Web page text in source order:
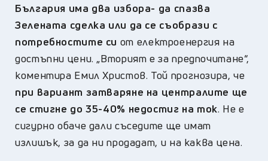
България има два избора- да спазва
Зелената сделка или да се съобрази с
потребностите си от електроенергия на
достъпни цени. „Вторият е за предпочитане“,
коментира Емил Христов. Той прогнозира, че
при вариант затваряне на централите ще
се стигне до 35-40% недостиг на ток. Не е
сигурно обаче дали съседите ще имат
излишък, за да ни продадат, и на каква цена.